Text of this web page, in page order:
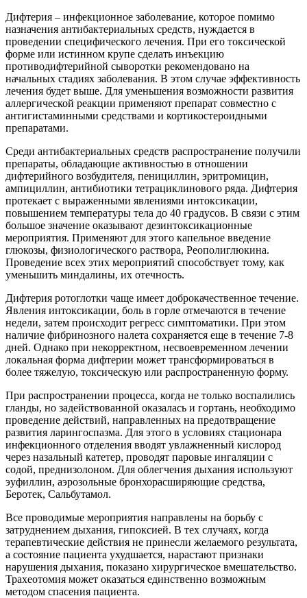
Дифтерия – инфекционное заболевание, которое помимо
назначения антибактериальных средств, нуждается в
проведении специфического лечения. При его токсической
форме или истинном крупе сделать инъекцию
противодифтерийной сыворотки рекомендовано на
начальных стадиях заболевания. В этом случае эффективность
лечения будет выше. Для уменьшения возможности развития
аллергической реакции применяют препарат совместно с
антигистаминными средствами и кортикостероидными
препаратами.
Среди антибактериальных средств распространение получили
препараты, обладающие активностью в отношении
дифтерийного возбудителя, пенициллин, эритромицин,
ампициллин, антибиотики тетрациклинового ряда. Дифтерия
протекает с выраженными явлениями интоксикации,
повышением температуры тела до 40 градусов. В связи с этим
большое значение оказывают дезинтоксикационные
мероприятия. Применяют для этого капельное введение
глюкозы, физиологического раствора, Реополиглюкина.
Проведение всех этих мероприятий способствует тому, как
уменьшить миндалины, их отечность.
Дифтерия ротоглотки чаще имеет доброкачественное течение.
Явления интоксикации, боль в горле отмечаются в течение
недели, затем происходит регресс симптоматики. При этом
наличие фибринозного налета сохраняется еще в течение 7-8
дней. Однако при некорректном, несвоевременном лечении
локальная форма дифтерии может трансформироваться в
более тяжелую, токсическую или распространенную форму.
При распространении процесса, когда не только воспалились
гланды, но задействованной оказалась и гортань, необходимо
проведение действий, направленных на предотвращение
развития ларингоспазма. Для этого в условиях стационара
инфекционного отделения вводят увлажненный кислород
через назальный катетер, проводят паровые ингаляции с
содой, преднизолоном. Для облегчения дыхания используют
эуфиллин, аэрозольные бронхорасширяющие средства,
Беротек, Сальбутамол.
Все проводимые мероприятия направлены на борьбу с
затруднением дыхания, гипоксией. В тех случаях, когда
терапевтические действия не принесли желаемого результата,
а состояние пациента ухудшается, нарастают признаки
нарушения дыхания, показано хирургическое вмешательство.
Трахеотомия может оказаться единственно возможным
методом спасения пациента.